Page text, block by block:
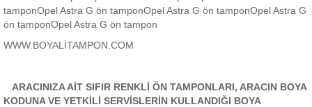
tamponOpel Astra G ön tamponOpel Astra G ön tamponOpel Astra G
ön tamponOpel Astra G ön tampon
WWW.BOYALİTAMPON.COM
ARACINIZA AİT SIFIR RENKLİ ÖN TAMPONLARI, ARACIN BOYA
KODUNA VE YETKİLİ SERVİSLERİN KULLANDIĞI BOYA